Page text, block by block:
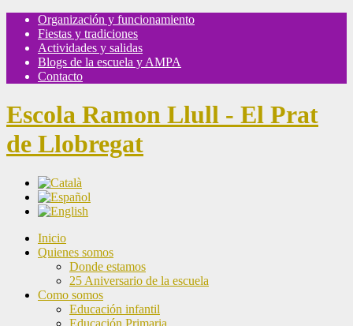
Organización y funcionamiento
Fiestas y tradiciones
Actividades y salidas
Blogs de la escuela y AMPA
Contacto
Escola Ramon Llull - El Prat
de Llobregat
Inicio
Quienes somos
Donde estamos
25 Aniversario de la escuela
Como somos
Educación infantil
Educación Primaria